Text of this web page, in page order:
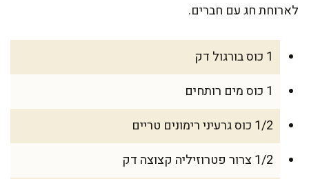
לארוחת חג עם חברים.
1 כוס בורגול דק
1 כוס מים רותחים
1/2 כוס גרעיני רימונים טריים
1/2 צרור פטרוזיליה קצוצה דק